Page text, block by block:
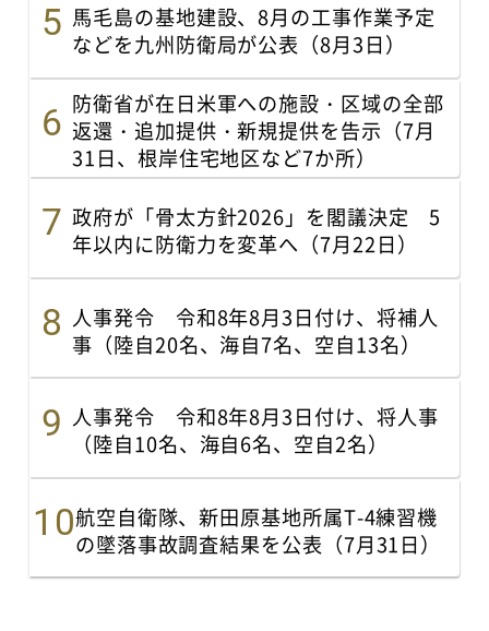
馬毛島の基地建設、8月の工事作業予定
などを九州防衛局が公表（8月3日）
防衛省が在日米軍への施設・区域の全部
返還・追加提供・新規提供を告示（7月
31日、根岸住宅地区など7か所）
政府が「骨太方針2026」を閣議決定 5
年以内に防衛力を変革へ（7月22日）
人事発令 令和8年8月3日付け、将補人
事（陸自20名、海自7名、空自13名）
人事発令 令和8年8月3日付け、将人事
（陸自10名、海自6名、空自2名）
航空自衛隊、新田原基地所属T-4練習機
の墜落事故調査結果を公表（7月31日）